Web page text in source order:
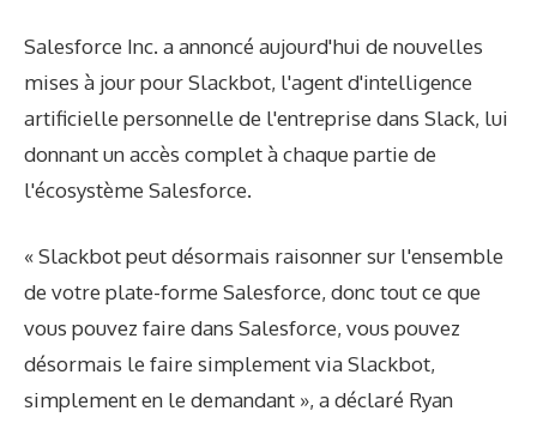
Salesforce Inc. a annoncé aujourd'hui de nouvelles
mises à jour pour Slackbot, l'agent d'intelligence
artificielle personnelle de l'entreprise dans Slack, lui
donnant un accès complet à chaque partie de
l'écosystème Salesforce.
« Slackbot peut désormais raisonner sur l'ensemble
de votre plate-forme Salesforce, donc tout ce que
vous pouvez faire dans Salesforce, vous pouvez
désormais le faire simplement via Slackbot,
simplement en le demandant », a déclaré Ryan